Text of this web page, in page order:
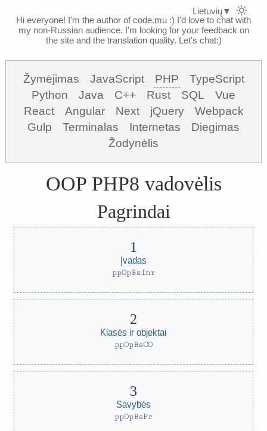
Hi everyone! I'm the author of code.mu :) I'd love to chat with
my non-Russian audience. I'm looking for your feedback on
the site and the translation quality. Let's chat:)
Žymėjimas JavaScript PHP
TypeScript
Python
Java C++ Rust SQL
Vue
React
Angular Next jQuery
Webpack
Gulp
Terminalas Internetas
Diegimas
Žodynėlis
OOP PHP8 vadovėlis
Pagrindai
Įvadas
ppOpBsInr
Klasės ir objektai
ppOpBsCO
Savybės
ppOpBsPr
Lietuvių▼